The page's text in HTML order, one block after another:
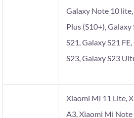
Galaxy Note 10
Plus (S10+),
S21, Galaxy S21
S23, Galaxy S23
Xiaomi Mi 11 Lite,
A3, Xiaomi Mi Note